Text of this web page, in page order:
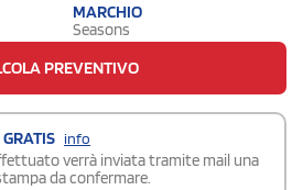
MARCHIO
Seasons
PREVENTIVO
info
verrà inviata tramite mail una
da confermare.